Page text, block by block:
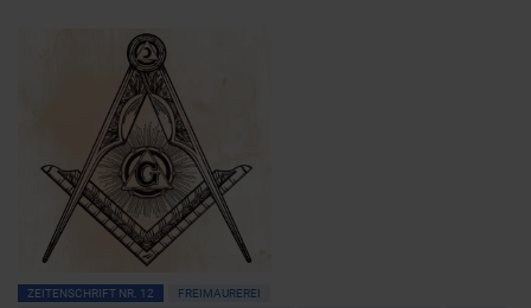
ZEITENSCHRIFT NR. 12
FREIMAUREREI